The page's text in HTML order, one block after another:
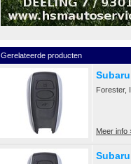
Gerelateerde producten
Forester,
Meer info